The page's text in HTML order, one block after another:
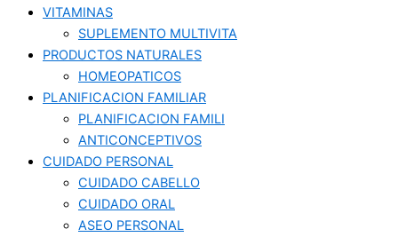
VITAMINAS
SUPLEMENTO MULTIVITA
PRODUCTOS NATURALES
HOMEOPATICOS
PLANIFICACION FAMILIAR
PLANIFICACION FAMILI
ANTICONCEPTIVOS
CUIDADO PERSONAL
CUIDADO CABELLO
CUIDADO ORAL
ASEO PERSONAL